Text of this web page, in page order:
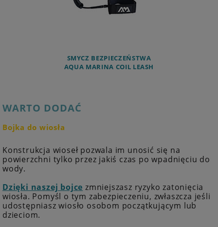
SMYCZ BEZPIECZEŃSTWA
AQUA MARINA COIL LEASH
WARTO DODAĆ
Bojka do wiosła
Konstrukcja wioseł pozwala im unosić się na
powierzchni tylko przez jakiś czas po wpadnięciu do
wody.
Dzięki naszej bojce zmniejszasz ryzyko zatonięcia
wiosła. Pomyśl o tym zabezpieczeniu, zwłaszcza jeśli
udostępniasz wiosło osobom początkującym lub
dzieciom.